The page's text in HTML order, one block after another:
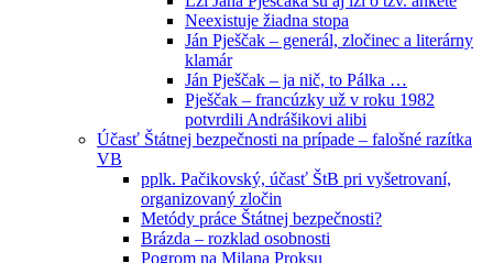
Neexistuje žiadna stopa
Ján Pješčak – generál, zločinec a literárny
klamár
Ján Pješčak – ja nič, to Pálka …
Pješčak – francúzky už v roku 1982
potvrdili Andrášikovi alibi
Účasť Štátnej bezpečnosti na prípade – falošné razítka
VB
pplk. Pačikovský, účasť ŠtB pri vyšetrovaní,
organizovaný zločin
Metódy práce Štátnej bezpečnosti?
Brázda – rozklad osobnosti
Pogrom na Milana Proksu